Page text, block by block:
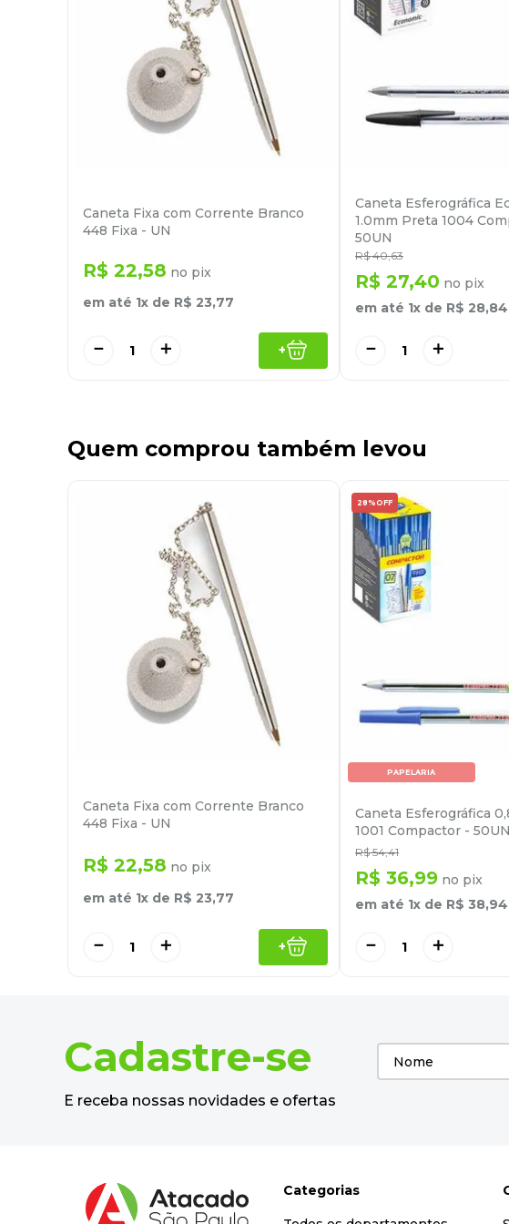
Caneta Fixa com Corrente Branco
448 Fixa - UN
R$ 22,58 no pix
em até 1x de R$ 23,77
＋
－ +
Caneta Esferográfica
1.0mm Preta 1004
50UN
R$ 40,63
R$ 27,40 no pix
em até 1x de R$ 28,84
＋
－
Quem comprou também levou
Caneta Fixa com Corrente Branco
448 Fixa - UN
R$ 22,58 no pix
em até 1x de R$ 23,77
＋
－ +
28% OFF
PAPELARIA
Caneta Esferográfica
1001 Compactor - 50UN
R$ 54,41
R$ 36,99 no pix
em até 1x de R$ 38,94
＋
－
Cadastre-se
E receba nossas novidades e ofertas
Categorias